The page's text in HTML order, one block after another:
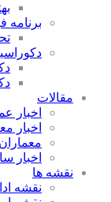
برنامه
مقالات
اخبار
اخبار
معماران
اخبار
نقشه ها
نقشه